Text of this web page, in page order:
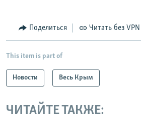
Поделиться Читать без VPN
This item is part of
Новости Весь Крым
ЧИТАЙТЕ ТАКЖЕ: